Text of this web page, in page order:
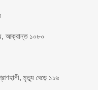
আক্রান্ত ১০৮০
মৃত্যু বেড়ে ১১৬